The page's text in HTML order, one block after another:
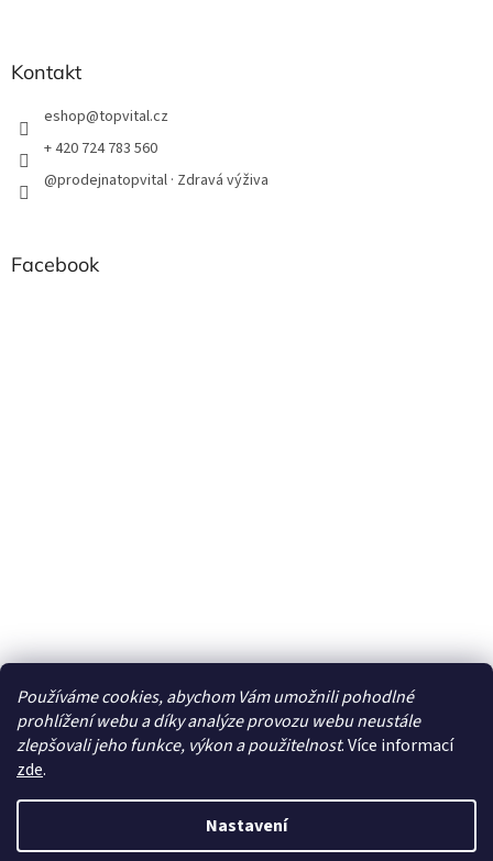
Používáme cookies, abychom Vám umožnili pohodlné
prohlížení webu a díky analýze provozu webu neustále
zlepšovali jeho funkce, výkon a použitelnost. Více informací
zde.
Nastavení
Kontakt
eshop@topvital.cz
+ 420 724 783 560
@prodejnatopvital · Zdravá výživa
Facebook